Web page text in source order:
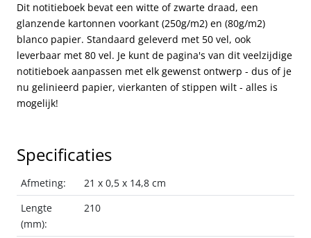
Dit notitieboek bevat een witte of zwarte draad, een
glanzende kartonnen voorkant (250g/m2) en (80g/m2)
blanco papier. Standaard geleverd met 50 vel, ook
leverbaar met 80 vel. Je kunt de pagina's van dit veelzijdige
notitieboek aanpassen met elk gewenst ontwerp - dus of je
nu gelinieerd papier, vierkanten of stippen wilt - alles is
mogelijk!
Specificaties
Afmeting:
21 x 0,5 x 14,8 cm
Lengte
(mm):
210